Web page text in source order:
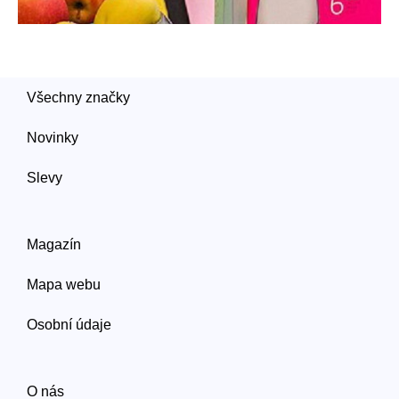
Všechny značky
Novinky
Slevy
Magazín
Mapa webu
Osobní údaje
O nás